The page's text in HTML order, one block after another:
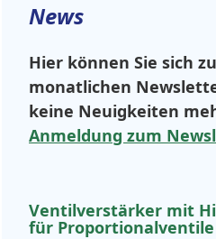
News
Hier können Sie sich
monatlichen
keine Neuigkeiten
Anmeldung zum
Ventilverstärker mit
für Proportionalventile